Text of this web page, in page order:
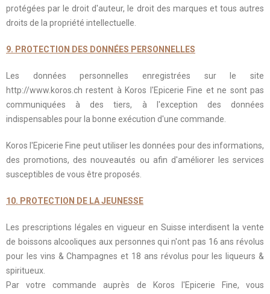
protégées par le droit d'auteur, le droit des marques et tous autres
droits de la propriété intellectuelle.
9. PROTECTION DES DONNÉES PERSONNELLES
Les données personnelles enregistrées sur le site
http://www.koros.ch restent à Koros l'Epicerie Fine et ne sont pas
communiquées à des tiers, à l'exception des données
indispensables pour la bonne exécution d'une commande.
Koros l'Epicerie Fine peut utiliser les données pour des informations,
des promotions, des nouveautés ou afin d'améliorer les services
susceptibles de vous être proposés.
10. PROTECTION DE LA JEUNESSE
Les prescriptions légales en vigueur en Suisse interdisent la vente
de boissons alcooliques aux personnes qui n'ont pas 16 ans révolus
pour les vins & Champagnes et 18 ans révolus pour les liqueurs &
spiritueux.
Par votre commande auprès de Koros l'Epicerie Fine, vous